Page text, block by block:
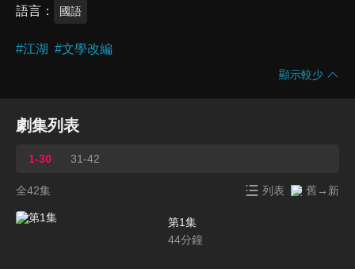
語言 國語
#江湖 #文學改編
顯示較少
劇集列表
1-30 31-42
全42集 列表 舊→新
第1集
44分鐘